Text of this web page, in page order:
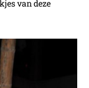
van deze